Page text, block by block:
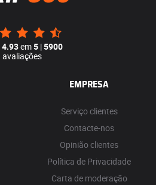
4.93em5 |5900
avaliações
EMPRESA
Serviço clientes
Contacte-nos
Opinião clientes
Política de Privacidade
Carta de moderação